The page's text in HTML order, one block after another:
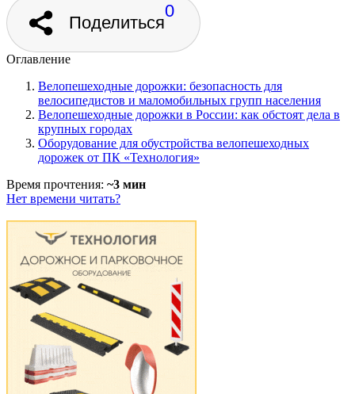
Поделиться
0
Оглавление
Велопешеходные дорожки: безопасность для
велосипедистов и маломобильных групп населения
Велопешеходные дорожки в России: как обстоят дела в
крупных городах
Оборудование для обустройства велопешеходных
дорожек от ПК «Технология»
Время прочтения: ~3 мин
Нет времени читать?